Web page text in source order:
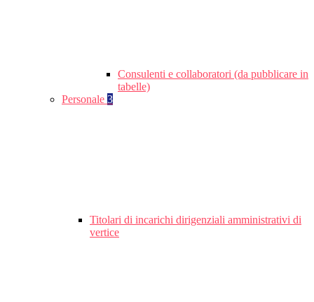
Consulenti e collaboratori (da pubblicare in
tabelle)
Personale 3
Titolari di incarichi dirigenziali amministrativi di
vertice